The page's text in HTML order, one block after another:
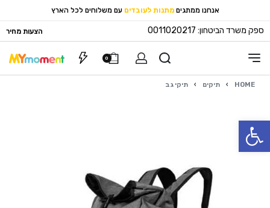
פתח סרגל נגישות
אנחנו ממתגים מתנות לעובדים עם משלוחים לכל הארץ
ספק משרד הביטחון: 0011020217 הצעות מחיר
0
HOME
› תיקים › תיקי גב